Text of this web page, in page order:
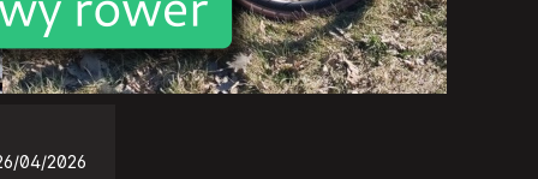
04/2026